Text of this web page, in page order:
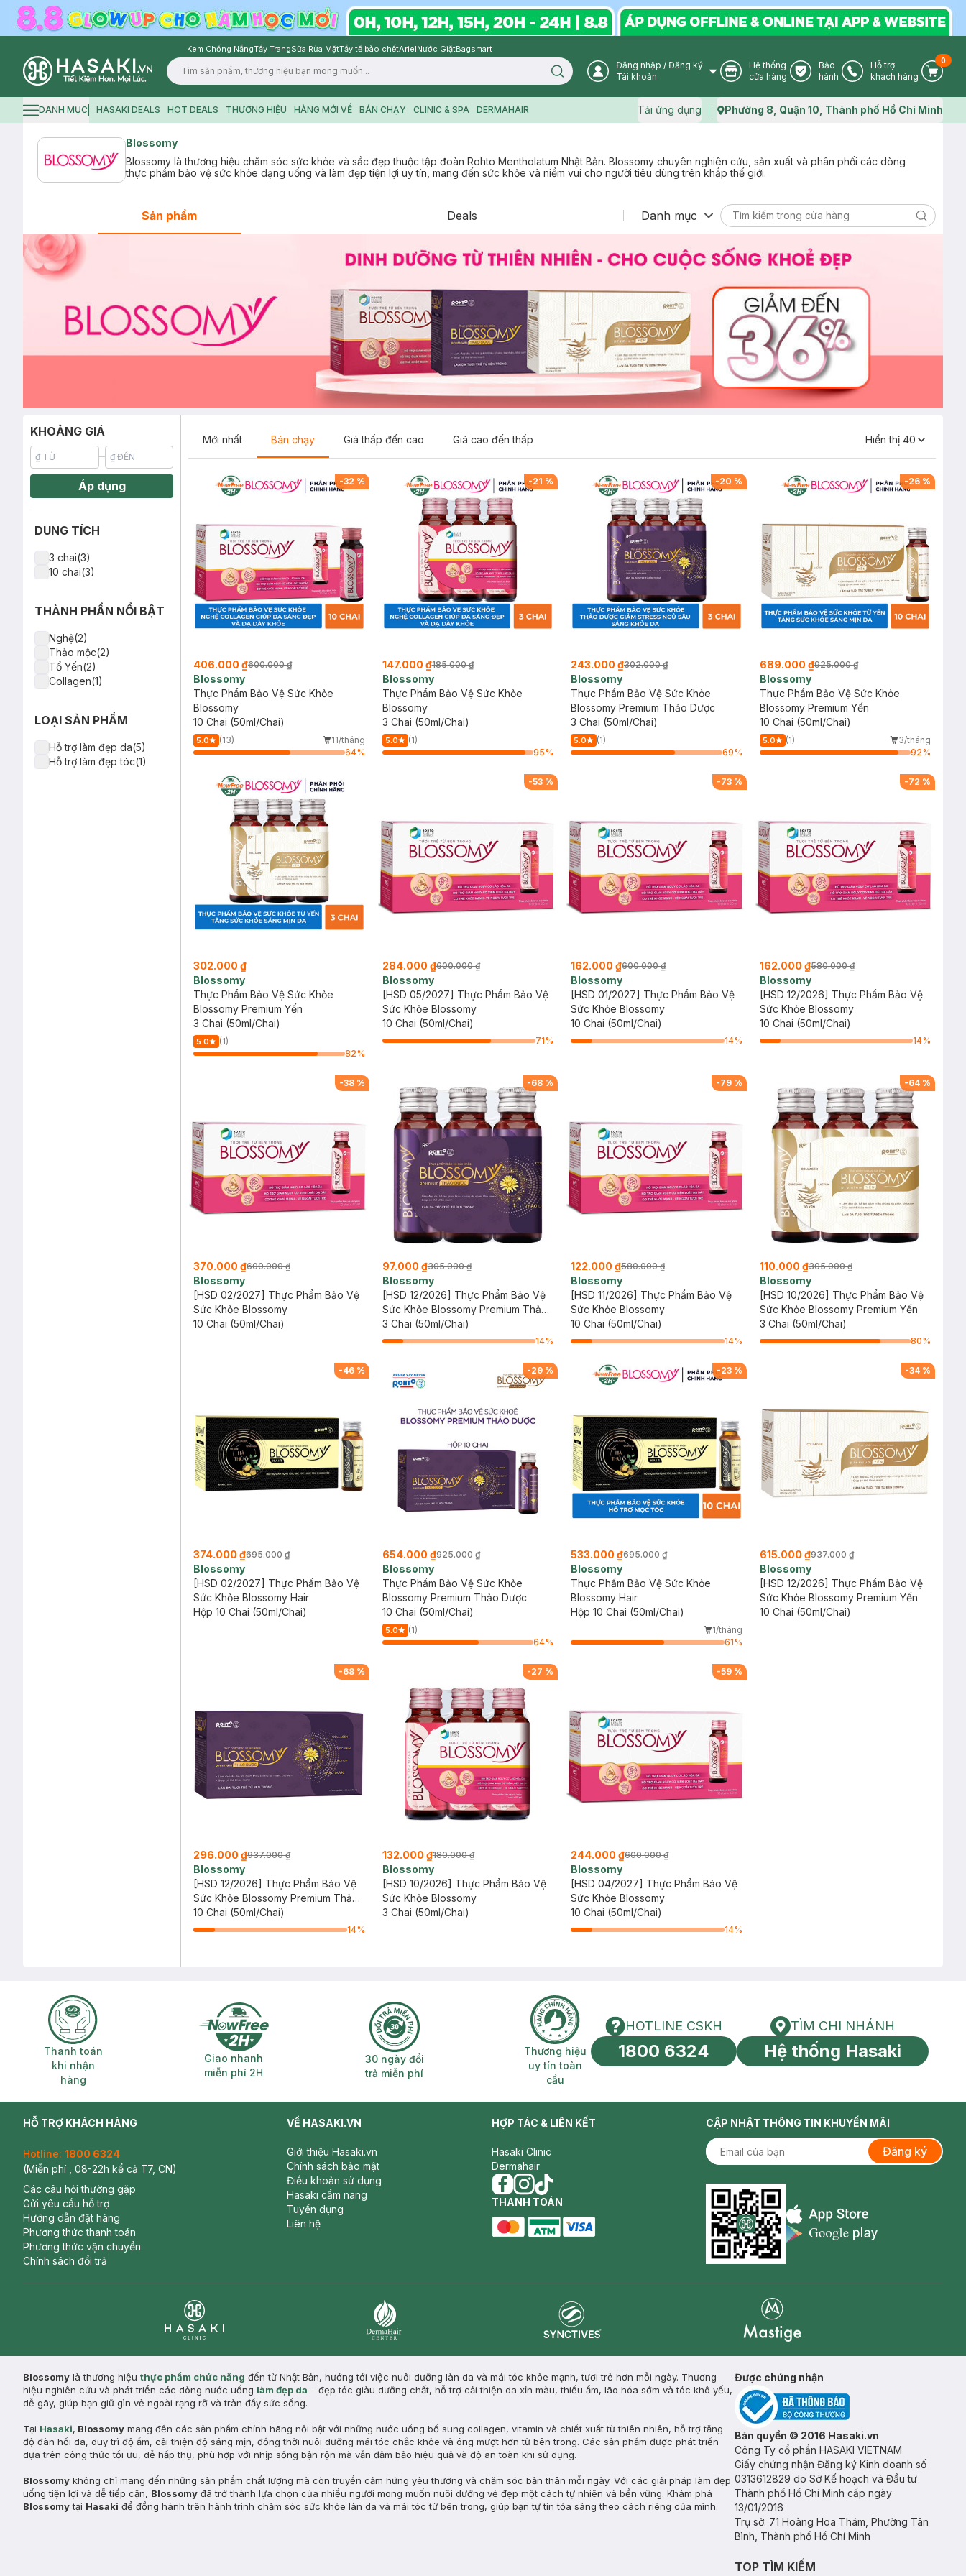
Kem Chống NắngTẩy TrangSữa Rửa MặtTẩy tế bào chếtArielNước GiặtBagsmart
Logo
Search icon User Icon
Đăng nhập / Đăng ký
Tài khoản
Store Icon
Hệ thống
cửa hàng
Warranty Icon
Bảo
hành
Phone Icon
Hỗ trợ
khách hàng
Cart
0
Hamburger icon
DANH MỤC HASAKI DEALS HOT DEALS THƯƠNG HIỆU HÀNG MỚI VỀ BÁN CHẠY CLINIC & SPA DERMAHAIR Tải ứng dụng Map icon
Phường 8, Quận 10, Thành phố Hồ Chí Minh
Blossomy
Blossomy là thương hiệu chăm sóc sức khỏe và sắc đẹp thuộc tập đoàn Rohto Mentholatum Nhật Bản. Blossomy chuyên nghiên cứu, sản xuất và phân phối các dòng
thực phẩm bảo vệ sức khỏe dạng uống và làm đẹp tiện lợi uy tín, mang đến sức khỏe và niềm vui cho người tiêu dùng trên khắp thế giới.
Sản phẩm Deals Danh mục Search
KHOẢNG GIÁ
Áp dụng
DUNG TÍCH
3 chai(3)
10 chai(3)
THÀNH PHẦN NỔI BẬT
Nghệ(2)
Thảo mộc(2)
Tổ Yến(2)
Collagen(1)
LOẠI SẢN PHẨM
Hỗ trợ làm đẹp da(5)
Hỗ trợ làm đẹp tóc(1)
Mới nhất Bán chạy Giá thấp đến cao Giá cao đến thấp Hiển thị 40
-32 %
406.000 ₫600.000 ₫
Blossomy
Thực Phẩm Bảo Vệ Sức Khỏe
Blossomy
10 Chai (50ml/Chai)
5.0 (13)
11/tháng
64%
-21 %
147.000 ₫185.000 ₫
Blossomy
Thực Phẩm Bảo Vệ Sức Khỏe
Blossomy
3 Chai (50ml/Chai)
5.0
(1)
95%
-20 %
243.000 ₫302.000 ₫
Blossomy
Thực Phẩm Bảo Vệ Sức Khỏe
Blossomy Premium Thảo Dược
3 Chai (50ml/Chai)
5.0
(1)
69%
-26 %
689.000 ₫925.000 ₫
Blossomy
Thực Phẩm Bảo Vệ Sức Khỏe
Blossomy Premium Yến
10 Chai (50ml/Chai)
5.0 (1)
3/tháng
92%
302.000 ₫
Blossomy
Thực Phẩm Bảo Vệ Sức Khỏe
Blossomy Premium Yến
3 Chai (50ml/Chai)
5.0
(1)
82%
-53 %
284.000 ₫600.000 ₫
Blossomy
[HSD 05/2027] Thực Phẩm Bảo Vệ
Sức Khỏe Blossomy
10 Chai (50ml/Chai)
71%
-73%
162.000 ₫600.000 ₫
Blossomy
[HSD 01/2027] Thực Phẩm Bảo Vệ
Sức Khỏe Blossomy
10 Chai (50ml/Chai)
14%
-72 %
162.000 ₫580.000 ₫
Blossomy
[HSD 12/2026] Thực Phẩm Bảo Vệ
Sức Khỏe Blossomy
10 Chai (50ml/Chai)
14%
-38%
370.000 ₫600.000 ₫
Blossomy
[HSD 02/2027] Thực Phẩm Bảo Vệ
Sức Khỏe Blossomy
10 Chai (50ml/Chai)
-68 %
97.000 ₫305.000 ₫
Blossomy
[HSD 12/2026] Thực Phẩm Bảo Vệ
Sức Khỏe Blossomy Premium Thảo
Dược
3 Chai (50ml/Chai)
14%
-79%
122.000 ₫580.000 ₫
Blossomy
[HSD 11/2026] Thực Phẩm Bảo Vệ
Sức Khỏe Blossomy
10 Chai (50ml/Chai)
14%
-64 %
110.000 ₫305.000 ₫
Blossomy
[HSD 10/2026] Thực Phẩm Bảo Vệ
Sức Khỏe Blossomy Premium Yến
3 Chai (50ml/Chai)
80%
-46%
374.000 ₫695.000 ₫
Blossomy
[HSD 02/2027] Thực Phẩm Bảo Vệ
Sức Khỏe Blossomy Hair
Hộp 10 Chai (50ml/Chai)
-29 %
654.000 ₫925.000 ₫
Blossomy
Thực Phẩm Bảo Vệ Sức Khỏe
Blossomy Premium Thảo Dược
10 Chai (50ml/Chai)
5.0
(1)
64%
-23%
533.000 ₫695.000 ₫
Blossomy
Thực Phẩm Bảo Vệ Sức Khỏe
Blossomy Hair
Hộp 10 Chai (50ml/Chai)
1/tháng
61%
-34 %
615.000 ₫937.000 ₫
Blossomy
[HSD 12/2026] Thực Phẩm Bảo Vệ
Sức Khỏe Blossomy Premium Yến
10 Chai (50ml/Chai)
-68%
296.000 ₫937.000 ₫
Blossomy
[HSD 12/2026] Thực Phẩm Bảo Vệ
Sức Khỏe Blossomy Premium Thảo
Dược
10 Chai (50ml/Chai)
14%
-27 %
132.000 ₫180.000 ₫
Blossomy
[HSD 10/2026] Thực Phẩm Bảo Vệ
Sức Khỏe Blossomy
3 Chai (50ml/Chai)
-59%
244.000 ₫600.000 ₫
Blossomy
[HSD 04/2027] Thực Phẩm Bảo Vệ
Sức Khỏe Blossomy
10 Chai (50ml/Chai)
14%
Thanh toán khi nhận hàng
Thanh toán
khi nhận
hàng
Giao nhanh miễn phí 2H
Giao nhanh
miễn phí 2H
30 ngày đổi trả miễn phí
30 ngày đổi
trả miễn phí
Thương hiệu uy tín toàn cầu
Thương hiệu
uy tín toàn
cầu
HOTLINE CSKH
HOTLINE CSKH
1800 6324
Tìm chi nhánh
TÌM CHI NHÁNH
Hệ thống Hasaki
HỖ TRỢ KHÁCH HÀNG
Hotline: 1800 6324
(Miễn phí , 08-22h kể cả T7, CN)
Các câu hỏi thường gặp
Gửi yêu cầu hỗ trợ
Hướng dẫn đặt hàng
Phương thức thanh toán
Phương thức vận chuyển
Chính sách đổi trả
VỀ HASAKI.VN
Giới thiệu Hasaki.vn
Chính sách bảo mật
Điều khoản sử dụng
Hasaki cẩm nang
Tuyển dụng
Liên hệ
HỢP TÁC & LIÊN KẾT
Hasaki Clinic
Dermahair
facebook
instagram
tiktok
THANH TOÁN
CẬP NHẬT THÔNG TIN KHUYẾN MÃI
Đăng ký
Appstore icon
Blossomy là thương hiệu thực phẩm chức năng đến từ Nhật Bản, hướng tới việc nuôi dưỡng làn da và mái tóc khỏe mạnh, tươi trẻ hơn mỗi ngày. Thương
hiệu nghiên cứu và phát triển các dòng nước uống làm đẹp da – đẹp tóc giàu dưỡng chất, hỗ trợ cải thiện da xỉn màu, thiếu ẩm, lão hóa sớm và tóc khô yếu,
dễ gãy, giúp bạn giữ gìn vẻ ngoài rạng rỡ và tràn đầy sức sống.
Tại Hasaki, Blossomy mang đến các sản phẩm chính hãng nổi bật với những nước uống bổ sung collagen, vitamin và chiết xuất từ thiên nhiên, hỗ trợ tăng
độ đàn hồi da, duy trì độ ẩm, cải thiện độ sáng mịn, đồng thời nuôi dưỡng mái tóc chắc khỏe và óng mượt hơn từ bên trong. Các sản phẩm được phát triển
dựa trên công thức tối ưu, dễ hấp thụ, phù hợp với nhịp sống bận rộn mà vẫn đảm bảo hiệu quả và độ an toàn khi sử dụng.
Blossomy không chỉ mang đến những sản phẩm chất lượng mà còn truyền cảm hứng yêu thương và chăm sóc bản thân mỗi ngày. Với các giải pháp làm đẹp
uống tiện lợi và dễ tiếp cận, Blossomy đã trở thành lựa chọn của nhiều người mong muốn nuôi dưỡng vẻ đẹp một cách tự nhiên và bền vững. Khám phá
Blossomytại Hasaki để đồng hành trên hành trình chăm sóc sức khỏe làn da và mái tóc từ bên trong, giúp bạn tự tin tỏa sáng theo cách riêng của mình.
Được chứng nhận
Bản quyền © 2016 Hasaki.vn
Công Ty cổ phần HASAKI VIETNAM
Giấy chứng nhận Đăng ký Kinh doanh số
0313612829 do Sở Kế hoạch và Đầu tư
Thành phố Hồ Chí Minh cấp ngày
13/01/2016
Trụ sở: 71 Hoàng Hoa Thám, Phường Tân
Bình, Thành phố Hồ Chí Minh
TOP TÌM KIẾM